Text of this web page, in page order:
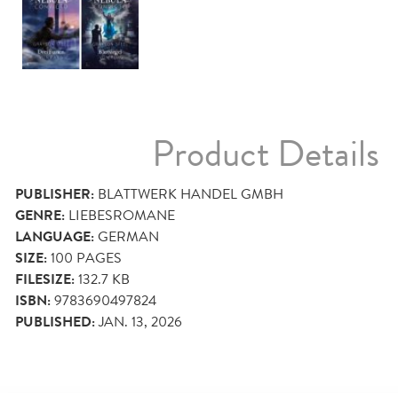
Product Details
PUBLISHER: BLATTWERK HANDEL GMBH
GENRE: LIEBESROMANE
LANGUAGE:GERMAN
SIZE:100 PAGES
FILESIZE:132.7 KB
ISBN:9783690497824
PUBLISHED:JAN. 13, 2026